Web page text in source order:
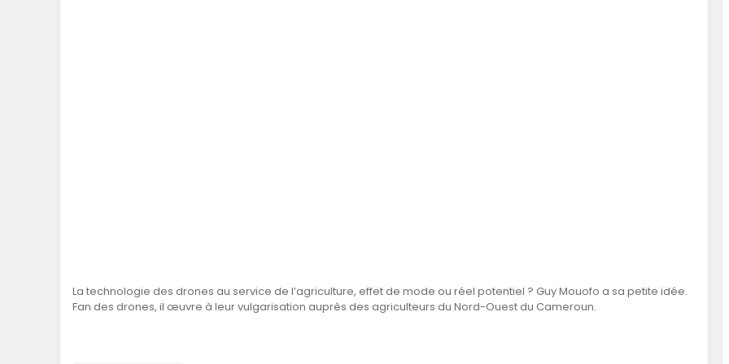
La technologie des drones au service de l’agriculture, effet de mode ou réel potentiel ? Guy Mouofo a sa petite idée.
Fan des drones, il œuvre à leur vulgarisation auprès des agriculteurs du Nord-Ouest du Cameroun.